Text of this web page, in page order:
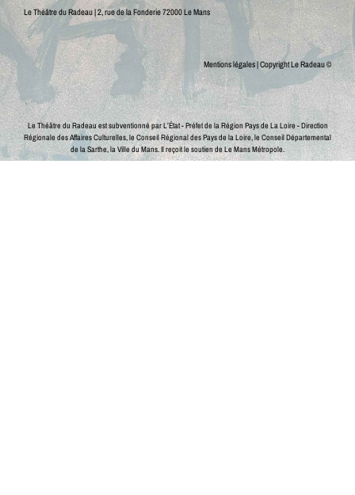
Le Théâtre du Radeau | 2, rue de la Fonderie 72000 Le Mans
Mentions légales| Copyright Le Radeau ©
Le Théâtre du Radeau est subventionné par L’État - Préfet de la Région Pays de La Loire - Direction
Régionale des Affaires Culturelles, le Conseil Régional des Pays de la Loire, le Conseil Départemental
de la Sarthe, la Ville du Mans.Il reçoit le soutien de Le Mans Métropole.